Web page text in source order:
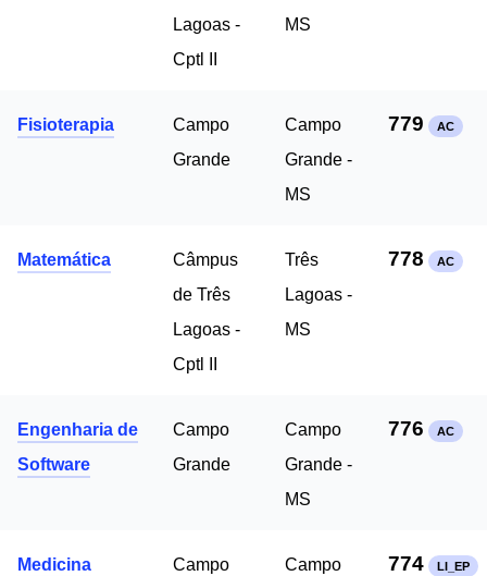
Lagoas -
Cptl II
MS
Fisioterapia
Campo
Grande
Campo
Grande -
MS
779 AC
Matemática
Câmpus
de Três
Lagoas -
Cptl II
Três
Lagoas -
MS
778 AC
Engenharia de
Software
Campo
Grande
Campo
Grande -
MS
776 AC
Medicina
Campo
Campo
774 LI_EP